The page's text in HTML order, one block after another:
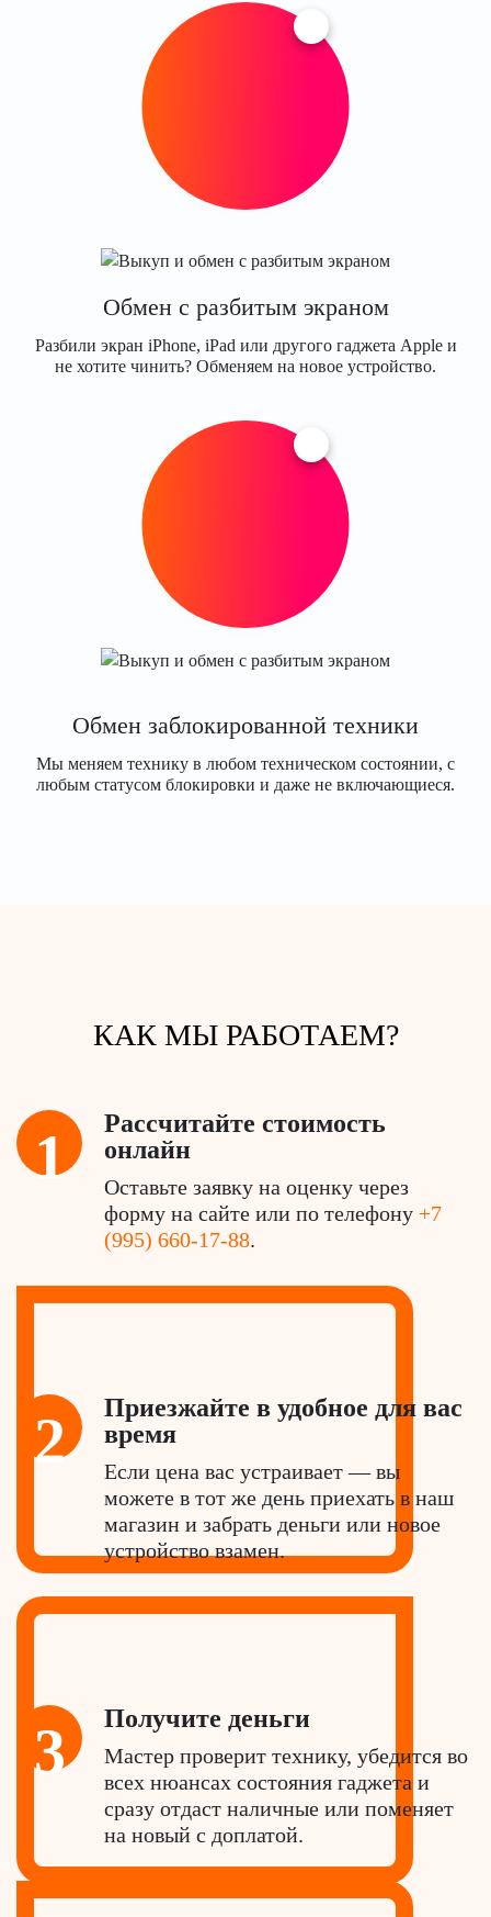
Обмен с разбитым экраном
Разбили экран iPhone, iPad или другого гаджета Apple и
не хотите чинить? Обменяем на новое устройство.
Обмен заблокированной техники
Мы меняем технику в любом техническом состоянии, с
любым статусом блокировки и даже не включающиеся.
КАК МЫ РАБОТАЕМ?
1
Рассчитайте стоимость
онлайн
Оставьте заявку на оценку через
форму на сайте или по телефону +7
(995) 660-17-88.
2
Приезжайте в удобное для вас
время
Если цена вас устраивает — вы
можете в тот же день приехать в наш
магазин и забрать деньги или новое
устройство взамен.
3 Получите деньги
Мастер проверит технику, убедится во
всех нюансах состояния гаджета и
сразу отдаст наличные или поменяет
на новый с доплатой.